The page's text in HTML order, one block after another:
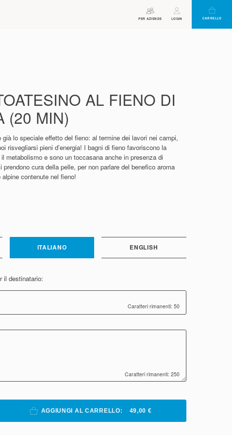
ASSISTENTE BUONO CARRELLO
PER AZIENDE LOGIN
AL FIENO DI
(20 MIN)
lo speciale effetto del fieno: al termine dei lavori nei campi,
risvegliarsi pieni d’energia! I bagni di fieno favoriscono la
metabolismo e sono un toccasana anche in presenza di
cura della pelle, per non parlare del benefico aroma
contenute nel fieno!
ITALIANO ENGLISH
il destinatario:
Caratteri rimanenti: 50
Caratteri rimanenti: 250
AGGIUNGI AL CARRELLO: 49,00 €